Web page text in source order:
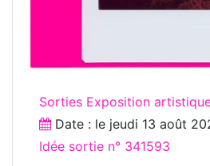
Sorties Exposition
Date : le jeudi 13 août
Idée sortie n° 341593